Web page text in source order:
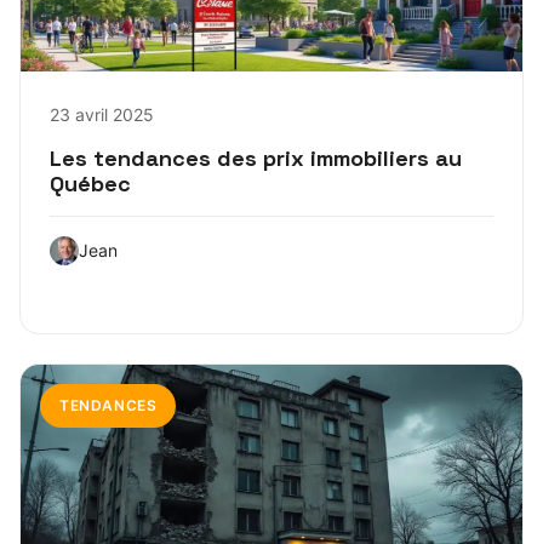
23 avril 2025
Les tendances des prix immobiliers au
Québec
Jean
TENDANCES